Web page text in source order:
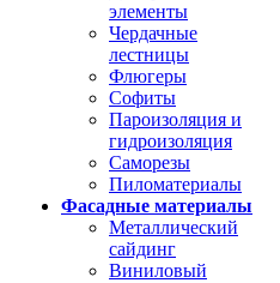
элементы
Чердачные
лестницы
Флюгеры
Софиты
Пароизоляция и
гидроизоляция
Саморезы
Пиломатериалы
Фасадные материалы
Металлический
сайдинг
Виниловый